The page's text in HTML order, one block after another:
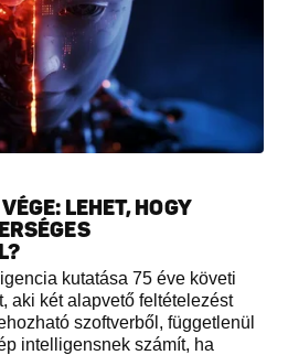
LEHET, HOGY
kutatása 75 éve követi
aki két alapvető feltételezést
szoftverből, függetlenül
intelligensnek számít, ha